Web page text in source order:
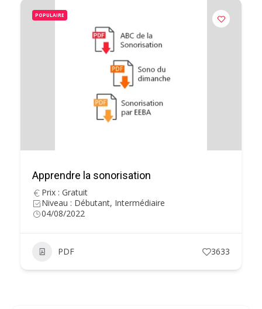
POPULAIRE
Apprendre la sonorisation
Prix : Gratuit
Niveau : Débutant, Intermédiaire
04/08/2022
PDF 3633